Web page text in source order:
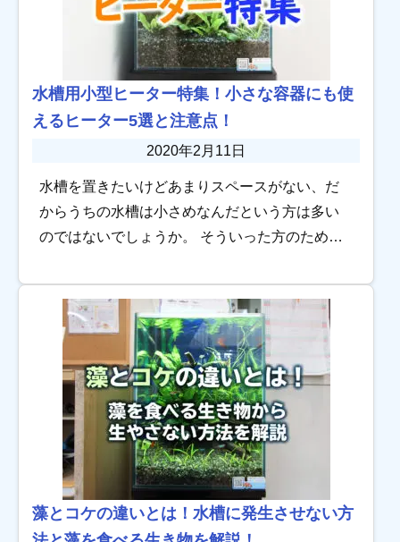
水槽用小型ヒーター特集！小さな容器にも使
えるヒーター5選と注意点！
2020年2月11日
水槽を置きたいけどあまりスペースがない、だ
からうちの水槽は小さめなんだという方は多い
のではないでしょうか。 そういった方のために
すめを5つご用意しました。 また、小さな容器で
ヒー […]
藻とコケの違いとは！水槽に発生させない方